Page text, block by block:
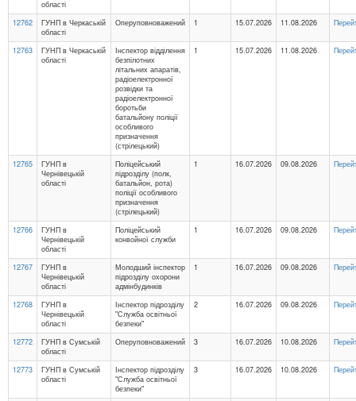
області
12762
ГУНП в Черкаській
області
Оперуповноважений 1 15.07.2026 11.08.2026
12763
ГУНП в Черкаській
області
Інспектор відділення
безпілотних
літальних апаратів,
радіоелектронної
розвідки та
радіоелектронної
боротьби
батальйону поліції
особливого
призначення
(стрілецький)
1 15.07.2026 11.08.2026
12765
ГУНП в
Чернівецькій
області
Поліцейський
підрозділу (полк,
батальйон, рота)
поліції особливого
призначення
(стрілецький)
1 16.07.2026 09.08.2026
12766
ГУНП в
Чернівецькій
області
Поліцейський
конвойної служби
1 16.07.2026 09.08.2026
12767
ГУНП в
Чернівецькій
області
Молодший інспектор
підрозділу охорони
адмінбудинків
1 16.07.2026 09.08.2026
12768
ГУНП в
Чернівецькій
області
Інспектор підрозділу
"Служба освітньої
безпеки"
2 16.07.2026 09.08.2026
12772
ГУНП в Сумській
області
Оперуповноважений 3 16.07.2026 10.08.2026
12773
ГУНП в Сумській
області
Інспектор підрозділу
"Служба освітньої
безпеки"
3 16.07.2026 10.08.2026